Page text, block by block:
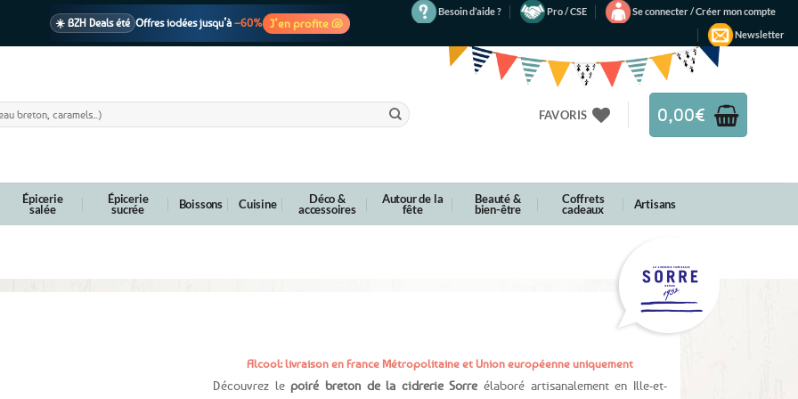
☀️ BZH Deals été Offres iodées jusqu’à –60% J’en profite 🐚
Besoin d’aide ? Pro / CSE
Se connecter / Créer mon compte
Newsletter
FAVORIS 0,00€
Épicerie
salée
Épicerie
sucrée Boissons Cuisine Déco &
accessoires
Autour de la
fête
Beauté &
bien-être
Coffrets
cadeaux Artisans
Alcool: livraison en France Métropolitaine et Union européenne uniquement
Découvrez lepoiré breton de la cidrerie Sorre élaboré artisanalement en Ille-et-